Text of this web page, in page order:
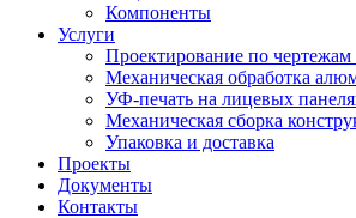
Компоненты
Услуги
Проектирование по чертежам
Механическая обработка
УФ-печать на лицевых
Механическая сборка
Упаковка и доставка
Проекты
Документы
Контакты